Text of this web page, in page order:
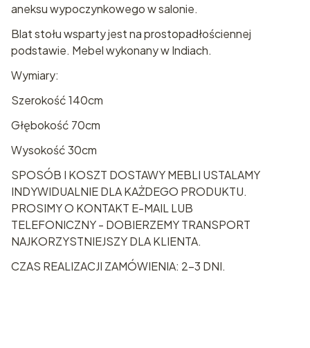
aneksu wypoczynkowego w salonie.
Blat stołu wsparty jest na prostopadłościennej
podstawie. Mebel wykonany w Indiach.
Wymiary:
Szerokość 140cm
Głębokość 70cm
Wysokość 30cm
SPOSÓB I KOSZT DOSTAWY MEBLI USTALAMY
INDYWIDUALNIE DLA KAŻDEGO PRODUKTU.
PROSIMY O KONTAKT E-MAIL LUB
TELEFONICZNY - DOBIERZEMY TRANSPORT
NAJKORZYSTNIEJSZY DLA KLIENTA.
CZAS REALIZACJI ZAMÓWIENIA: 2-3 DNI.